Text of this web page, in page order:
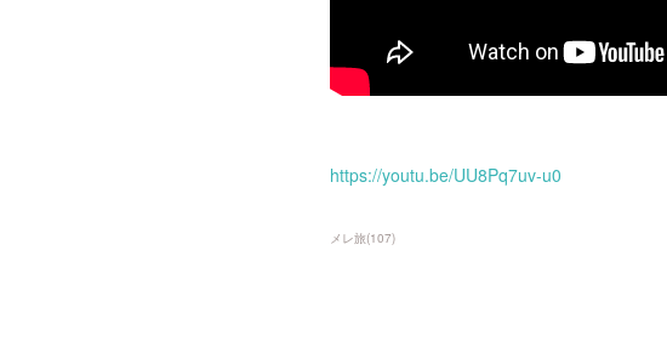
https://youtu.be/UU8Pq7uv-u0
メレ旅(107)